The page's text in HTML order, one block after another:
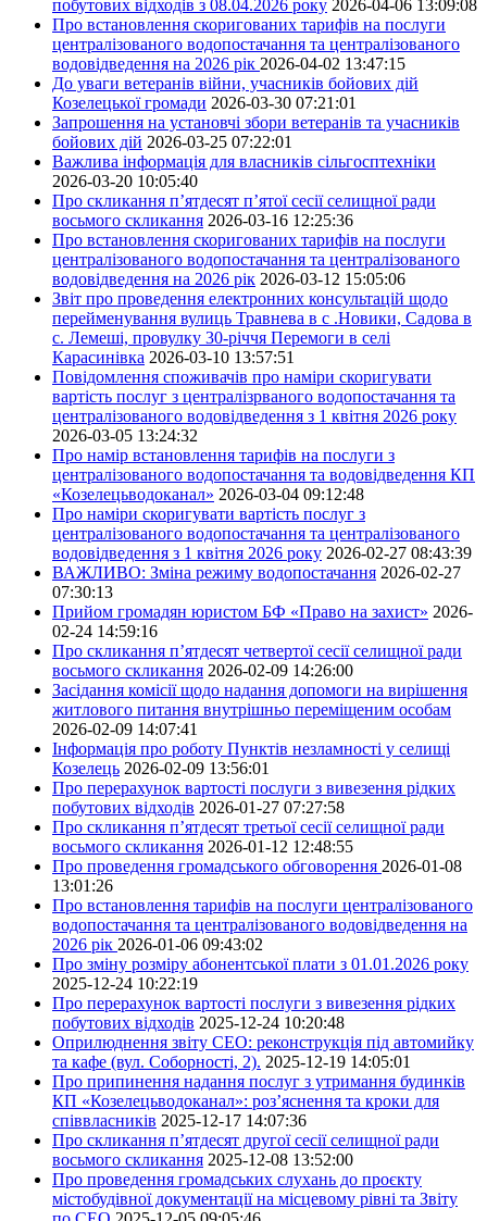
побутових відходів з 08.04.2026 року 2026-04-06 13:09:08
Про встановлення скоригованих тарифів на послуги
централізованого водопостачання та централізованого
водовідведення на 2026 рік 2026-04-02 13:47:15
До уваги ветеранів війни, учасників бойових дій
Козелецької громади 2026-03-30 07:21:01
Запрошення на установчі збори ветеранів та учасників
бойових дій 2026-03-25 07:22:01
Важлива інформація для власників сільгосптехніки
2026-03-20 10:05:40
Про скликання п’ятдесят п’ятої сесії селищної ради
восьмого скликання 2026-03-16 12:25:36
Про встановлення скоригованих тарифів на послуги
централізованого водопостачання та централізованого
водовідведення на 2026 рік 2026-03-12 15:05:06
Звіт про проведення електронних консультацій щодо
перейменування вулиць Травнева в с .Новики, Садова в
с. Лемеші, провулку 30-річчя Перемоги в селі
Карасинівка 2026-03-10 13:57:51
Повідомлення споживачів про наміри скоригувати
вартість послуг з централізрваного водопостачання та
централізованого водовідведення з 1 квітня 2026 року
2026-03-05 13:24:32
Про намір встановлення тарифів на послуги з
централізованого водопостачання та водовідведення КП
«Козелецьводоканал» 2026-03-04 09:12:48
Про наміри скоригувати вартість послуг з
централізованого водопостачання та централізованого
водовідведення з 1 квітня 2026 року 2026-02-27 08:43:39
ВАЖЛИВО: Зміна режиму водопостачання 2026-02-27
07:30:13
Прийом громадян юристом БФ «Право на захист» 2026-
02-24 14:59:16
Про скликання п’ятдесят четвертої сесії селищної ради
восьмого скликання 2026-02-09 14:26:00
Засідання комісії щодо надання допомоги на вирішення
житлового питання внутрішньо переміщеним особам
2026-02-09 14:07:41
Інформація про роботу Пунктів незламності у селищі
Козелець 2026-02-09 13:56:01
Про перерахунок вартості послуги з вивезення рідких
побутових відходів 2026-01-27 07:27:58
Про скликання п’ятдесят третьої сесії селищної ради
восьмого скликання 2026-01-12 12:48:55
Про проведення громадського обговорення 2026-01-08
13:01:26
Про встановлення тарифів на послуги централізованого
водопостачання та централізованого водовідведення на
2026 рік 2026-01-06 09:43:02
Про зміну розміру абонентської плати з 01.01.2026 року
2025-12-24 10:22:19
Про перерахунок вартості послуги з вивезення рідких
побутових відходів 2025-12-24 10:20:48
Оприлюднення звіту СЕО: реконструкція під автомийку
та кафе (вул. Соборності, 2). 2025-12-19 14:05:01
Про припинення надання послуг з утримання будинків
КП «Козелецьводоканал»: роз’яснення та кроки для
співвласників 2025-12-17 14:07:36
Про скликання п’ятдесят другої сесії селищної ради
восьмого скликання 2025-12-08 13:52:00
Про проведення громадських слухань до проєкту
містобудівної документації на місцевому рівні та Звіту